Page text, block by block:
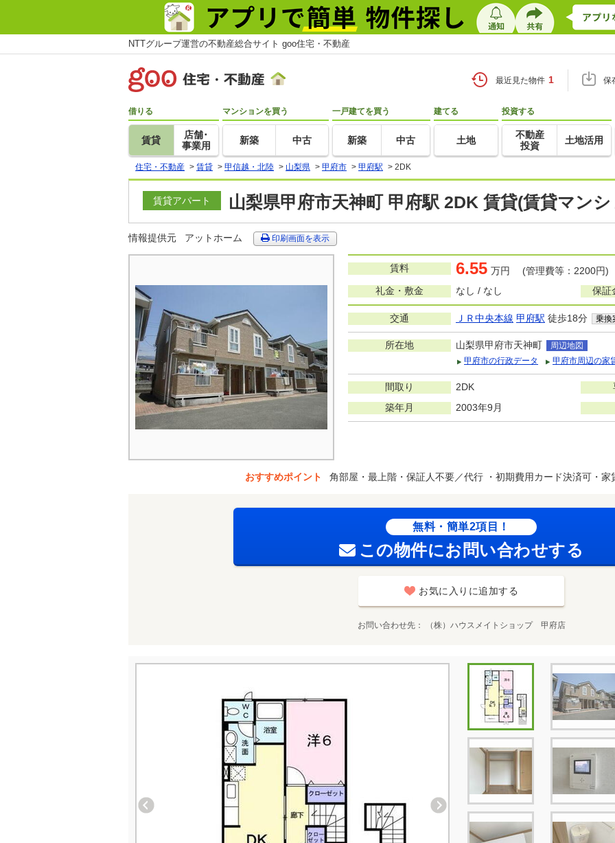
NTTグループ運営の不動産総合サイト goo住宅・不動産
最近見た物件 1 保
借りる
賃貸
店舗･
事業用
マンションを買う
新築 中古
一戸建てを買う
新築 中古
建てる
土地
投資する
不動産
投資
土地活用
住宅・不動産 > 賃貸 > 甲信越・北陸 > 山梨県 > 甲府市 > 甲府駅 > 2DK
賃貸アパート 山梨県甲府市天神町 甲府駅 2DK 賃貸(賃貸マン
情報提供元 アットホーム 印刷画面を表示
賃料 6.55 万円 (管理費等：2200円)
礼金・敷金
なし / なし 保証
交通 ＪＲ中央本線 甲府駅 徒歩18分 乗換
所在地 山梨県甲府市天神町
周辺地図
甲府市の行政データ
甲府市周辺の家
間取り 2DK
築年月
2003年9月
おすすめポイント 角部屋・最上階・保証人不要／代行 ・初期費用カード決済可・家
無料・簡単2項目！
この物件にお問い合わせする
お気に入りに追加する
お問い合わせ先 （株）ハウスメイトショップ 甲府店